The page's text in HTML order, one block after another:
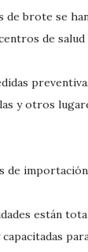
de brote se
de
y otros
de
están